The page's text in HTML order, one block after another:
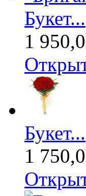
Букет...
1
Букет...
1